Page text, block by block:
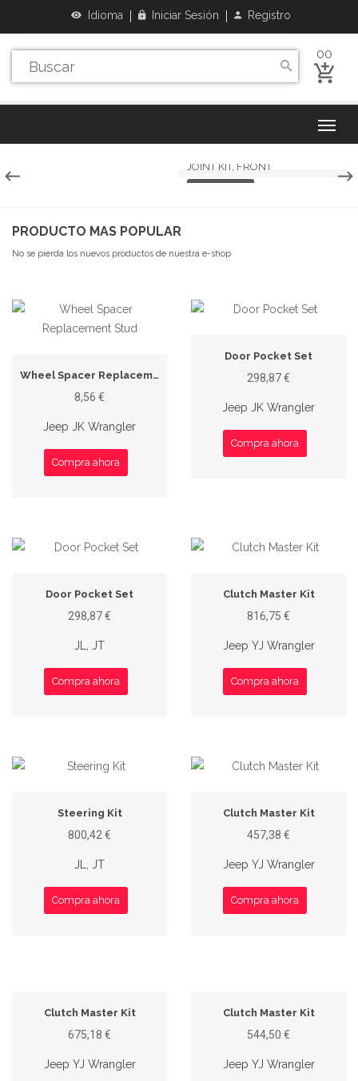
Idioma Iniciar Sesión Registro
00
JOINT KIT, FRONT
PRODUCTO MAS POPULAR
No se pierda los nuevos productos de nuestra e-shop
Wheel Spacer Replacement Stud
8,56 €
Jeep JK Wrangler
Compra ahora
Door Pocket Set
298,87 €
Jeep JK Wrangler
Compra ahora
Door Pocket Set
298,87 €
JL, JT
Compra ahora
Clutch Master Kit
816,75 €
Jeep YJ Wrangler
Compra ahora
Steering Kit
800,42 €
JL, JT
Compra ahora
Clutch Master Kit
457,38 €
Jeep YJ Wrangler
Compra ahora
Clutch Master Kit
675,18 €
Jeep YJ Wrangler
Clutch Master Kit
544,50 €
Jeep YJ Wrangler